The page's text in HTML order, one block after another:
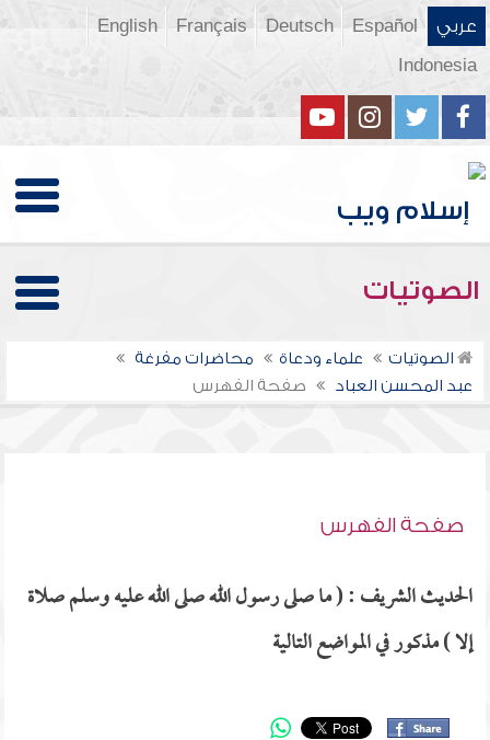
عربي Español
Deutsch
Français
English
Indonesia
الصوتيات
الصوتيات علماء ودعاة
محاضرات مفرغة
عبد المحسن العباد
صفحة الفهرس
صفحة الفهرس
الحديث الشريف : ( ما صلى رسول الله صلى الله عليه وسلم صلاة
إلا ) مذكور في المواضع التالية